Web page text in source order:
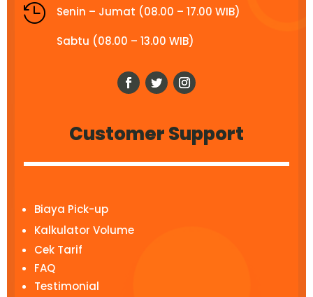

Senin – Jumat (08.00 – 17.00 WIB)
Sabtu (08.00 – 13.00 WIB)
Customer Support
Biaya Pick-up
Kalkulator Volume
Cek Tarif
FAQ
Testimonial